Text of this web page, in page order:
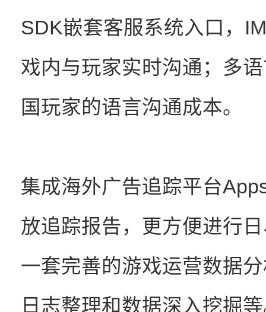
SDK嵌套客服系统入口，
戏内与玩家实时沟通；多
国玩家的语言沟通成本。
集成海外广告追踪平台
放追踪报告，更方便进行
一套完善的游戏运营数据
日志整理和数据深入挖掘